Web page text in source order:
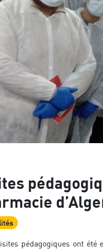
pédagogiques ont été